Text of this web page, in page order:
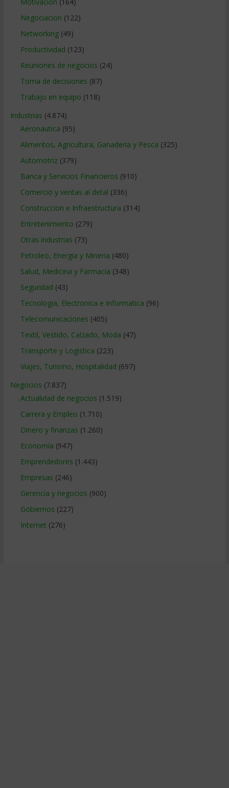
Negociacion (122)
Networking(49)
Productividad (123)
Reuniones de negocios (24)
Toma de decisiones (87)
Trabajo en equipo (118)
Industrias (4.874)
Aeronautica (95)
Alimentos, Agricultura, Ganaderia y Pesca (325)
Automotriz(379)
Banca y Servicios Financieros (910)
Comercio y ventas al detal (336)
Construccion e Infraestructura (314)
Entretenimiento (279)
Otras industrias (73)
Petroleo, Energia y Mineria (480)
Salud, Medicina y Farmacia (348)
Seguridad (43)
Tecnologia, Electronica e Informatica (96)
Telecomunicaciones (405)
Textil, Vestido, Calzado, Moda (47)
Transporte y Logistica (223)
Viajes, Turismo, Hospitalidad (697)
Negocios (7.837)
Actualidad de negocios (1.519)
Carrera y Empleo (1.710)
Dinero y finanzas (1.260)
Economía (947)
Emprendedores (1.443)
Empresas (246)
Gerencia y negocios (900)
Gobiernos (227)
Internet (276)